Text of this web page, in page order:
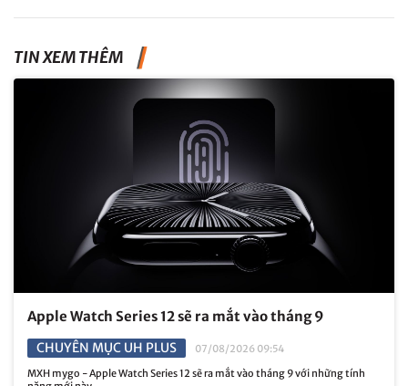
TIN XEM THÊM
Apple Watch Series 12 sẽ ra mắt vào tháng 9
CHUYÊN MỤC UH PLUS
07/08/2026 09:54
MXH mygo - Apple Watch Series 12 sẽ ra mắt vào tháng 9 với những tính